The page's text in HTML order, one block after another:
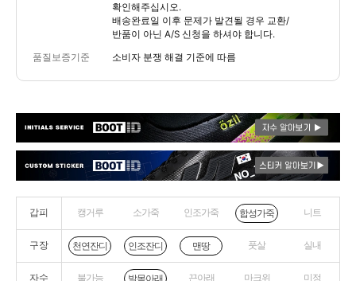
확인해주십시오.
배송완료일 이후 문제가 발견될 경우 교환/
반품이 아닌 A/S 신청을 하셔야 합니다.
품질보증기준 소비자 분쟁 해결 기준에 따름
갑피 캥거루 소가죽 인조가죽 합성가죽 니트
구장 천연잔디 인조잔디 맨땅 풋살 실내
자수 불가능 발목아래 끈아래 마크위 미정